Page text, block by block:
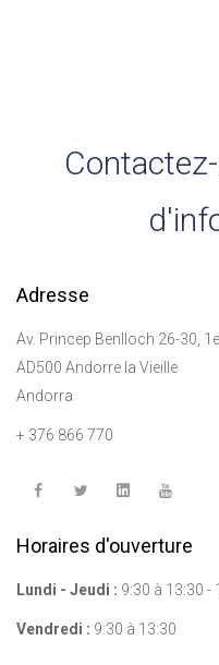
Adresse
Av. Princep Benlloch 26-30,
AD500 Andorre la Vieille
Andorra
+ 376 866 770
Horaires d'ouverture
Lundi - Jeudi : 9:30 à 13:30 -
Vendredi : 9:30 à 13:30